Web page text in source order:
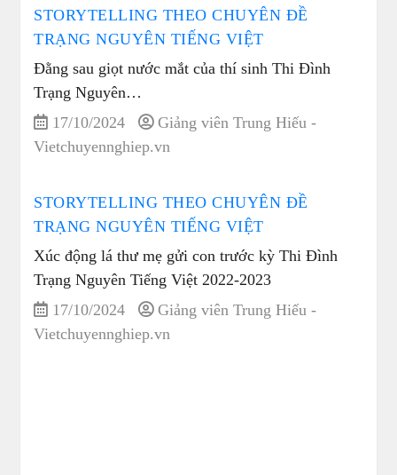
STORYTELLING THEO CHUYÊN ĐỀ
TRẠNG NGUYÊN TIẾNG VIỆT
Đằng sau giọt nước mắt của thí sinh Thi Đình
Trạng Nguyên…
17/10/2024
Giảng viên Trung Hiếu -
Vietchuyennghiep.vn
STORYTELLING THEO CHUYÊN ĐỀ
TRẠNG NGUYÊN TIẾNG VIỆT
Xúc động lá thư mẹ gửi con trước kỳ Thi Đình
Trạng Nguyên Tiếng Việt 2022-2023
17/10/2024
Giảng viên Trung Hiếu -
Vietchuyennghiep.vn